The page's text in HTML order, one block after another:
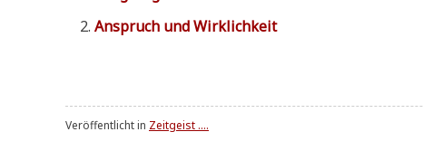
Anspruch und Wirklichkeit
Veröffentlicht in Zeitgeist ....